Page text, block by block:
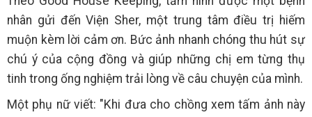
nhân gửi đến Viện Sher, một trung tâm điều trị hiếm
muộn kèm lời cảm ơn. Bức ảnh nhanh chóng thu hút sự
chú ý của cộng đồng và giúp những chị em từng thụ
tinh trong ống nghiệm trải lòng về câu chuyện của mình.
Một phụ nữ viết: "Khi đưa cho chồng xem tấm ảnh này